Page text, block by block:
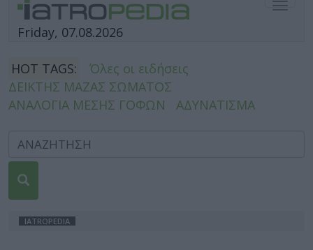
Friday, 07.08.2026
HOT TAGS:
Όλες οι ειδήσεις
ΔΕΙΚΤΗΣ ΜΑΖΑΣ ΣΩΜΑΤΟΣ
ΑΝΑΛΟΓΙΑ ΜΕΣΗΣ ΓΟΦΩΝ
ΑΔΥΝΑΤΙΣΜΑ
IATROPEDIA